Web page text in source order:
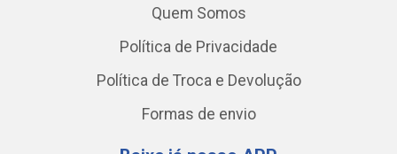
Quem Somos
Política de Privacidade
Política de Troca e Devolução
Formas de envio